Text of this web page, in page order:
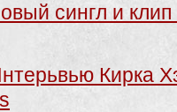
сингл и клип
Кирка